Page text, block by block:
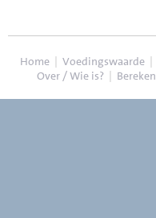
Home | Voedingswaarde |
Over / Wie is? | Bereken